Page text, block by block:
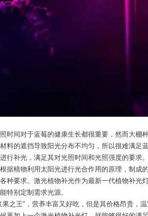
时间对于蓝莓的健康生长都很重要，然而大棚
料的遮挡导致阳光分布不均匀，所以很难满
行补光，满足其对光照时间和光照强度的要求
据植物利用太阳光进行光合作用的原理，制成
种要求。激光植物补光作为最新一代植物补
特别定制需求光源。
果之王”，营养丰富又好吃，但是其价格昂贵，